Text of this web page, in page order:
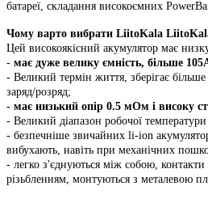
батареї, складання високоємних
Чому варто вибрати LiitoKala
Цей високоякісний акумулятор має
- має дуже велику ємність, більше 105
- Великий термін життя, зберігає
заряд/розряд;
- має низький опір 0.5 мОм і високу
- Великий діапазон робочої
- безпечніше звичайних li-ion
вибухають, навіть при механічних
- легко з'єднуються між собою,
різьбленням, монтуються з металевою